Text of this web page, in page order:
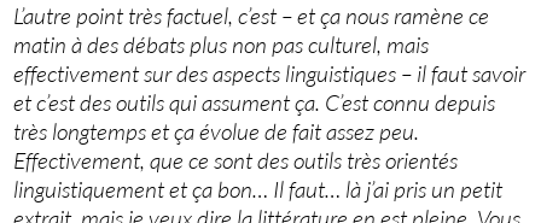
L’autre point très factuel, c’est – et ça nous ramène ce
matin à des débats plus non pas culturel, mais
effectivement sur des aspects linguistiques – il faut savoir
et c’est des outils qui assument ça. C’est connu depuis
très longtemps et ça évolue de fait assez peu.
Effectivement, que ce sont des outils très orientés
linguistiquement et ça bon… Il faut… là j’ai pris un petit